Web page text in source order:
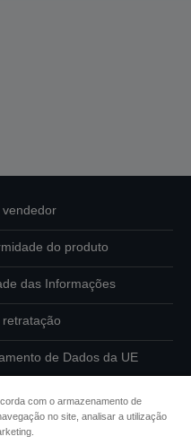
do produto
das Informações
de Dados da UE
cookies
com o armazenamento de
no site, analisar a utilização